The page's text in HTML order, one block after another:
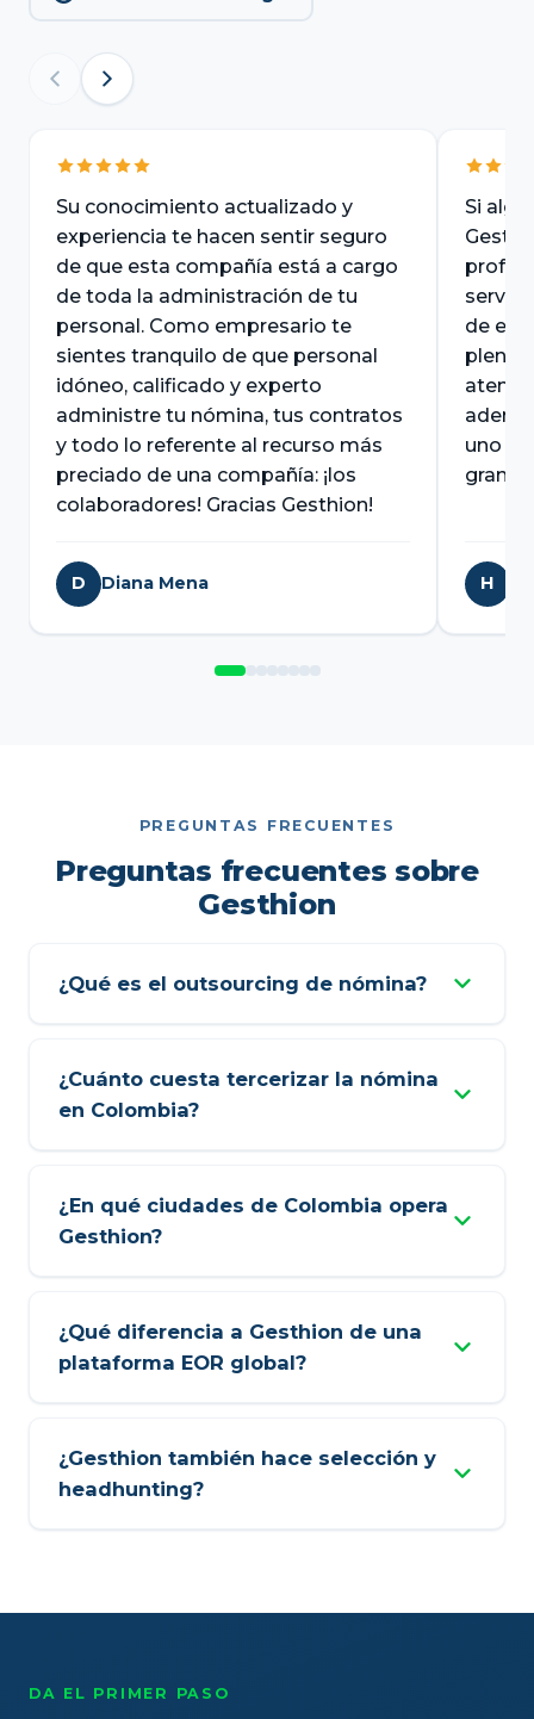
Su conocimiento actualizado y
experiencia te hacen sentir seguro
de que esta compañía está a cargo
de toda la administración de tu
personal. Como empresario te
sientes tranquilo de que personal
idóneo, calificado y experto
administre tu nómina, tus contratos
y todo lo referente al recurso más
preciado de una compañía: ¡los
colaboradores! Gracias Gesthion!
D Diana Mena
Si
de
uno
gran
H
PREGUNTAS FRECUENTES
Preguntas frecuentes sobre
Gesthion
¿Qué es el outsourcing de nómina?
¿Cuánto cuesta tercerizar la nómina
en Colombia?
¿En qué ciudades de Colombia opera
Gesthion?
¿Qué diferencia a Gesthion de una
plataforma EOR global?
¿Gesthion también hace selección y
headhunting?
DA EL PRIMER PASO